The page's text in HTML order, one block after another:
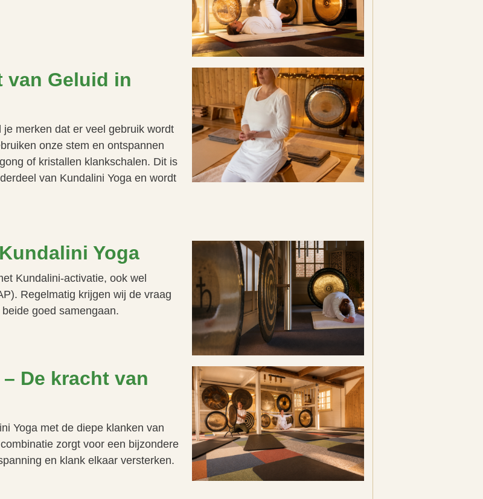
van Geluid in
merken dat er veel gebruik wordt
onze stem en ontspannen
of kristallen klankschalen. Dit is
van Kundalini Yoga en wordt
Yoga
Kundalini-activatie, ook wel
Regelmatig krijgen wij de vraag
goed samengaan.
De kracht van
Yoga met de diepe klanken van
zorgt voor een bijzondere
en klank elkaar versterken.